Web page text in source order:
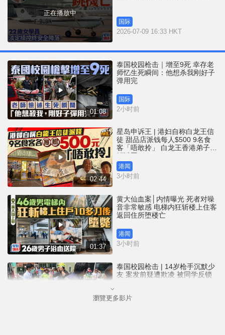
正在播放中
国际
2026-07-09 16:33 HKT
01:08
泰国校园枪击｜增至9死 幸存老
师忆生死瞬间：他想杀我刚好子
弹用完
国际
2小时前
02:44
星岛申诉王 | 港妇自称白龙王信
徒 甜品店派钱每人$500 9名食
客「唔敢拎」 白龙王香港弟子亲
解谜团
港闻
3小时前
01:37
黄大仙血案│内情曝光 死者对噪
音非常敏感 电梯内狂斩楼上住客
返回住所堕楼亡
港闻
3小时前
泰国校园枪击 | 14岁枪手沉默少
友 案发前疑遭欺凌 被同学反锁
国际
瀏覽更多影片